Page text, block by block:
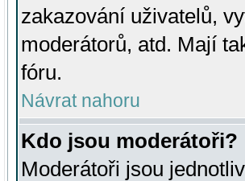
zakazování uživatelů,
moderátorů, atd. Mají
fóru.
Návrat nahoru
Kdo jsou moderátoři?
Moderátoři jsou